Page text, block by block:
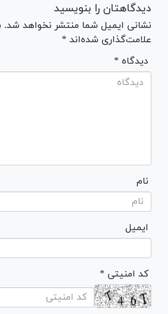
دیدگاهتان را بنویسید
نشانی ایمیل شما منتشر نخواهد شد.
علامت‌گذاری شده‌اند *
* دیدگاه
نام
ایمیل
* کد امنیتی